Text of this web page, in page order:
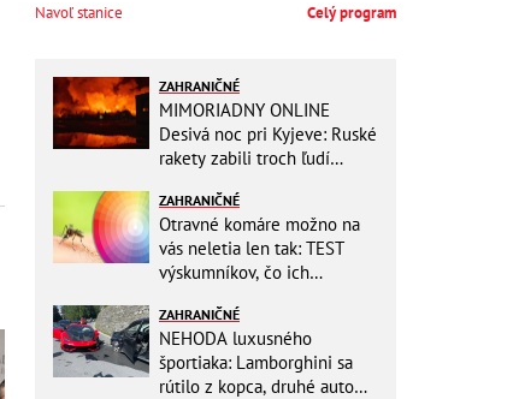
Navoľ stanice Celý program
ZAHRANIČNÉ
MIMORIADNY ONLINE
Desivá noc pri Kyjeve: Ruské
rakety zabili troch ľudí
výbuchy
ZAHRANIČNÉ
Otravné komáre možno na
vás neletia len tak: TEST
výskumníkov, čo ich
ZAHRANIČNÉ
NEHODA luxusného
športiaka: Lamborghini sa
rútilo z kopca, druhé auto